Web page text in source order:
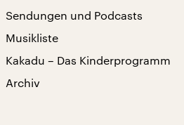
Sendungen und Podcasts
Musikliste
Kakadu – Das Kinderprogramm
Archiv